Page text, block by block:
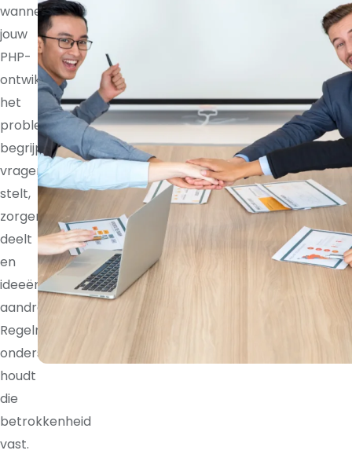
wanneer
jouw
PHP-
ontwikkelaar
het
probleem
begrijpt,
vragen
stelt,
zorgen
deelt
en
ideeën
aandraagt.
Regelmatige
ondersteuning
houdt
die
betrokkenheid
vast.